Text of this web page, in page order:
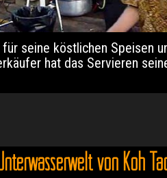
seine köstlichen Speisen
hat das Servieren
von Koh